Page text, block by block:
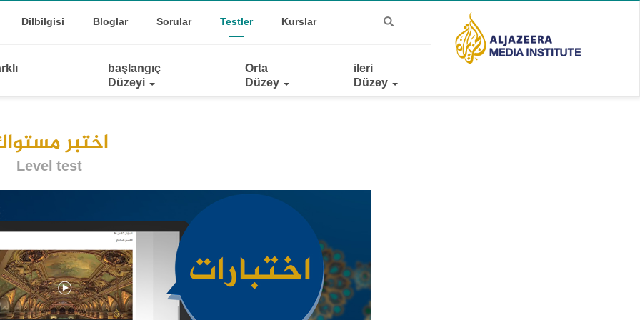
Dropdown
Top
Dilbilgisi Bloglar Sorular Testler Kurslar
başlangıç
Düzeyi
Orta
Düzey
ileri
Düzey
اختبر
Level test